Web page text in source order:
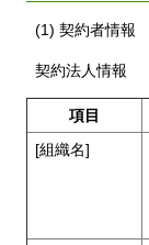
(1) 契約者情報
契約法人情報
項目
[組織名]